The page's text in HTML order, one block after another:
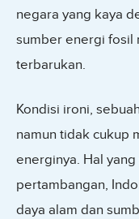
negara yang kaya
sumber energi fosil
terbarukan.
Kondisi ironi,
namun tidak cukup
energinya. Hal
pertambangan,
daya alam dan